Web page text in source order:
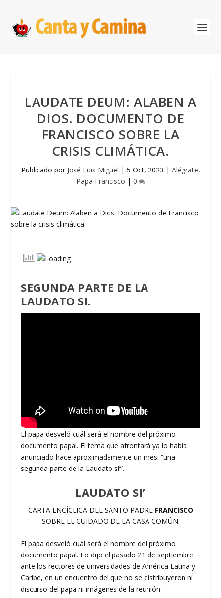
LAUDATE DEUM: ALABEN A
DIOS. DOCUMENTO DE
FRANCISCO SOBRE LA
CRISIS CLIMÁTICA.
Publicado por José Luis Miguel | 5 Oct, 2023 | Alégrate,
Papa Francisco | 0
SEGUNDA PARTE DE LA
LAUDATO SI.
El papa desveló cuál será el nombre del próximo
documento papal. El tema que afrontará ya lo había
anunciado hace aproximadamente un mes: “una
segunda parte de la Laudato si’”.
LAUDATO SI’
CARTA ENCÍCLICA DEL SANTO PADRE FRANCISCO
SOBRE EL CUIDADO DE LA CASA COMÚN.
El papa desveló cuál será el nombre del próximo
documento papal. Lo dijo el pasado 21 de septiembre
ante los rectores de universidades de América Latina y
Caribe, en un encuentro del que no se distribuyeron ni
discurso del papa ni imágenes de la reunión.